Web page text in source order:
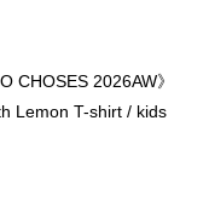
CHOSES 2026AW》
Lemon T-shirt / kids